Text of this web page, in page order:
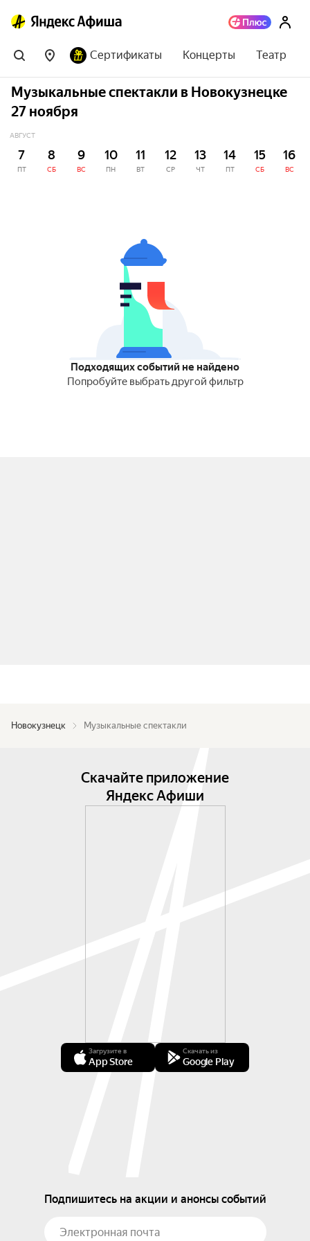
Сертификаты Концерты Театр
Музыкальные спектакли в Новокузнецке
27 ноября
АВГУСТ
7
ПТ
8
СБ
9
ВС
10
ПН
11
ВТ
12
СР
13
ЧТ
14
ПТ
15
СБ
16
ВС
Подходящих событий не найдено
Попробуйте выбрать другой фильтр
Новокузнецк Музыкальные спектакли
Скачайте приложение
Яндекс Афиши
Загрузите в
App Store
Скачать из
Google Play
Подпишитесь на акции и анонсы событий